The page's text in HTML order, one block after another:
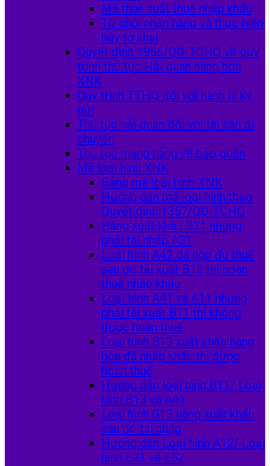
Mã thuế suất thuế nhập khẩu
Từ chối nhận hàng và thực hiện
hủy tờ khai
Quyết định 1966/QĐ-TCHQ về quy
trình thủ tục Hải quan hàng hóa
XNK
Quy trình TTHQ đối với hành lý ký
gửi
Thủ tục hải quan đối với tài sản di
chuyển
Thủ tục mang hàng về bảo quản
Mã loại hình XNK
Bảng mã loại hình XNK
Hướng dẫn mã loại hình theo
Quyết định 1357/QĐ-TCHQ
Hàng xuất khẩu B11 nhưng
phải tái nhập A31
Loại hình A42 đã nộp đủ thuế
sau đó tái xuất B13 thì hoàn
thuế nhập khẩu
Loại hình A41 và A11 nhưng
phải tái xuất B11 thì không
được hoàn thuế
Loại hình B13 xuất khẩu hàng
hóa đã nhập khẩu thì được
hoàn thuế
Hướng dẫn loại hình B11/ Loại
hình B13 và A41
Loại hình G13 hàng xuất khẩu
sau đó tái nhập
Hướng dẫn Loại hình A12/ Loại
hình E21 và E52